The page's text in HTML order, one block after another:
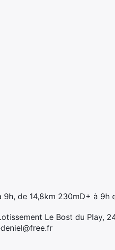
de 14,8km 230mD+ à 9h
Le Bost du Play,